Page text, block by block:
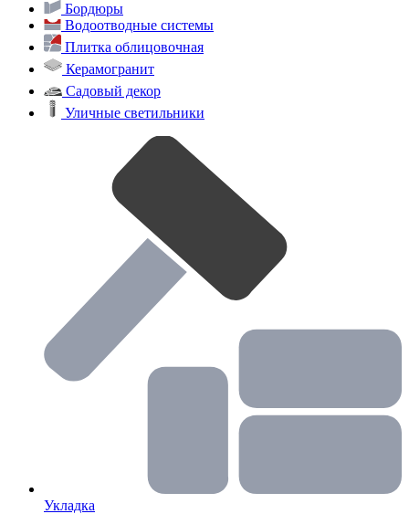
Бордюры
Водоотводные системы
Плитка облицовочная
Керамогранит
Садовый декор
Уличные светильники
Укладка